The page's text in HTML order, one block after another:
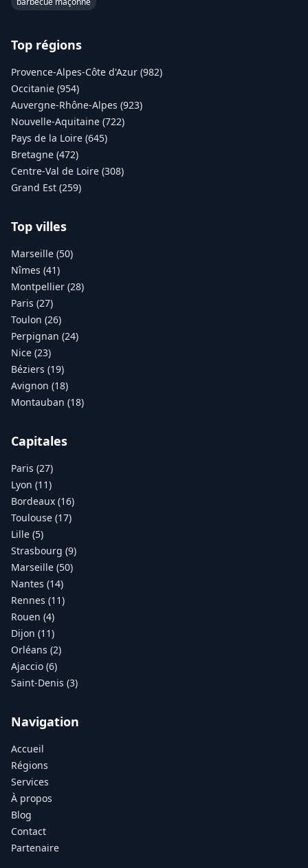
Top régions
Provence-Alpes-Côte d'Azur (982)
Occitanie (954)
Auvergne-Rhône-Alpes (923)
Nouvelle-Aquitaine (722)
Pays de la Loire (645)
Bretagne (472)
Centre-Val de Loire (308)
Grand Est (259)
Top villes
Marseille (50)
Nîmes (41)
Montpellier (28)
Paris (27)
Toulon (26)
Perpignan (24)
Nice (23)
Béziers (19)
Avignon (18)
Montauban (18)
Capitales
Paris (27)
Lyon (11)
Bordeaux (16)
Toulouse (17)
Lille (5)
Strasbourg (9)
Marseille (50)
Nantes (14)
Rennes (11)
Rouen (4)
Dijon (11)
Orléans (2)
Ajaccio (6)
Saint-Denis (3)
Navigation
Accueil
Régions
Services
À propos
Blog
Contact
Partenaire